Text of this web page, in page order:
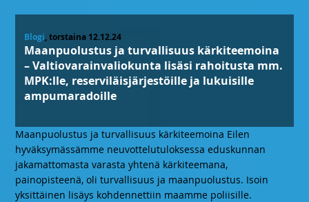
Blogi, torstaina 12.12.24
Maanpuolustus ja turvallisuus kärkiteemoina
– Valtiovarainvaliokunta lisäsi rahoitusta mm.
MPK:lle, reserviläisjärjestöille ja lukuisille
ampumaradoille
Maanpuolustus ja turvallisuus kärkiteemoina Eilen
hyväksymässämme neuvottelutuloksessa eduskunnan
jakamattomasta varasta yhtenä kärkiteemana,
painopisteenä, oli turvallisuus ja maanpuolustus. Isoin
yksittäinen lisäys kohdennettiin maamme poliisille.